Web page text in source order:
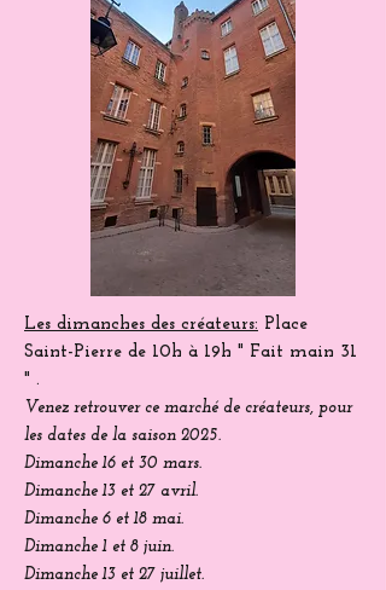
Les dimanches des créateurs:
Saint-Pierrede 10h à 19h " Fait main 31
" .
Venezretrouverce marché de créateurs, pour
les dates de la saison 2025.
Dimanche 16 et 30 mars.
Dimanche 13 et 27 avril.
Dimanche 6 et 18 mai.